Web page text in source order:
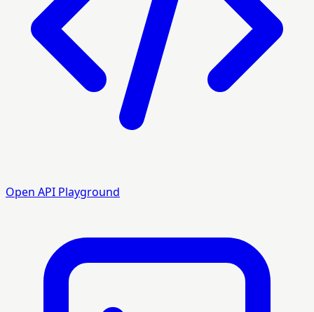
Open API Playground